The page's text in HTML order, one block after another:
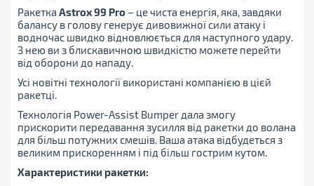
РакеткаAstrox 99 Pro – це чиста енергія, яка, завдяки
балансу в голову генерує дивовижної сили атаку і
водночас швидко відновлюється для наступного удару.
З нею ви з блискавичною швидкістю можете перейти
від оборони до нападу.
Усі новітні технології використані компанією в цієй
ракетці.
Технологія Power-Assist Bumper дала змогу
прискорити передавання зусилля від ракетки до волана
для більш потужних смешів. Ваша атака відбудеться з
великим прискоренням і під більш гострим кутом.
Характеристики ракетки: